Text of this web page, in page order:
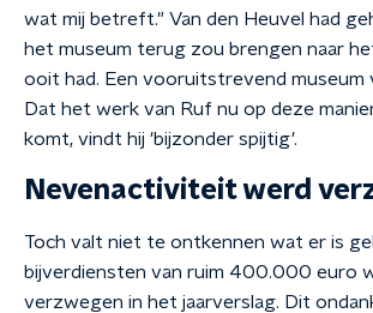
wat mij betreft." Van den Heuvel had
het museum terug zou brengen naar
ooit had. Een vooruitstrevend museum
Dat het werk van Ruf nu op deze
komt, vindt hij 'bijzonder spijtig'.
Nevenactiviteit werd
Toch valt niet te ontkennen wat er is
bijverdiensten van ruim 400.000 euro
verzwegen in het jaarverslag. Dit